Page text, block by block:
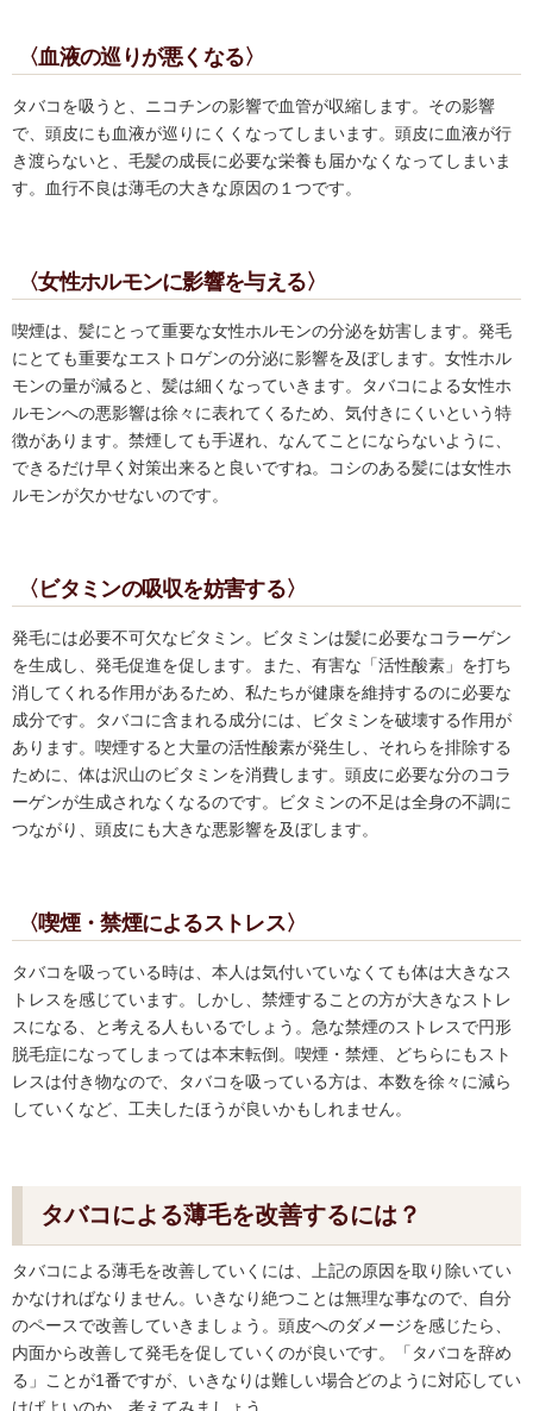
〈血液の巡りが悪くなる〉
タバコを吸うと、ニコチンの影響で血管が収縮します。その影響
で、頭皮にも血液が巡りにくくなってしまいます。頭皮に血液が行
き渡らないと、毛髪の成長に必要な栄養も届かなくなってしまいま
す。血行不良は薄毛の大きな原因の１つです。
〈女性ホルモンに影響を与える〉
喫煙は、髪にとって重要な女性ホルモンの分泌を妨害します。発毛
にとても重要なエストロゲンの分泌に影響を及ぼします。女性ホル
モンの量が減ると、髪は細くなっていきます。タバコによる女性ホ
ルモンへの悪影響は徐々に表れてくるため、気付きにくいという特
徴があります。禁煙しても手遅れ、なんてことにならないように、
できるだけ早く対策出来ると良いですね。コシのある髪には女性ホ
ルモンが欠かせないのです。
〈ビタミンの吸収を妨害する〉
発毛には必要不可欠なビタミン。ビタミンは髪に必要なコラーゲン
を生成し、発毛促進を促します。また、有害な「活性酸素」を打ち
消してくれる作用があるため、私たちが健康を維持するのに必要な
成分です。タバコに含まれる成分には、ビタミンを破壊する作用が
あります。喫煙すると大量の活性酸素が発生し、それらを排除する
ために、体は沢山のビタミンを消費します。頭皮に必要な分のコラ
ーゲンが生成されなくなるのです。ビタミンの不足は全身の不調に
つながり、頭皮にも大きな悪影響を及ぼします。
〈喫煙・禁煙によるストレス〉
タバコを吸っている時は、本人は気付いていなくても体は大きなス
トレスを感じています。しかし、禁煙することの方が大きなストレ
スになる、と考える人もいるでしょう。急な禁煙のストレスで円形
脱毛症になってしまっては本末転倒。喫煙・禁煙、どちらにもスト
レスは付き物なので、タバコを吸っている方は、本数を徐々に減ら
していくなど、工夫したほうが良いかもしれません。
タバコによる薄毛を改善するには？
タバコによる薄毛を改善していくには、上記の原因を取り除いてい
かなければなりません。いきなり絶つことは無理な事なので、自分
のペースで改善していきましょう。頭皮へのダメージを感じたら、
内面から改善して発毛を促していくのが良いです。
「タバコを辞め
る」 ことが1番ですが、いきなりは難しい場合どのように対応してい